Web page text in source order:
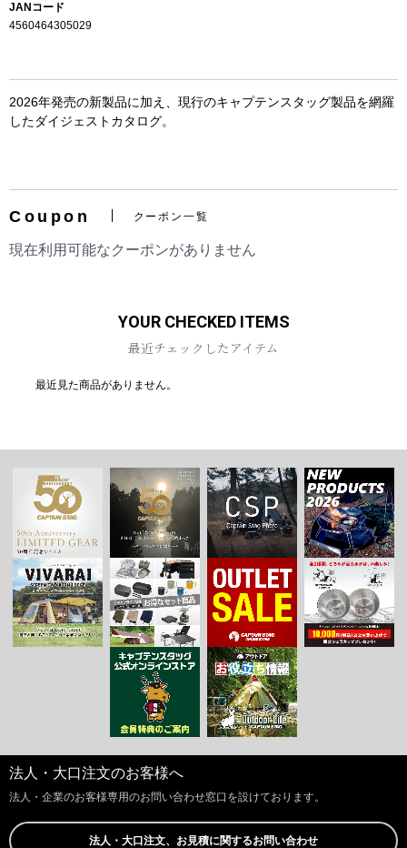
お買い物を続ける カートへ進む
JANコード
4560464305029
2026年発売の新製品に加え、現行のキャプテンスタッグ製品を網羅
したダイジェストカタログ。
Coupon クーポン一覧
現在利用可能なクーポンがありません
YOUR CHECKED ITEMS
最近チェックしたアイテム
最近見た商品がありません。
法人・大口注文のお客様へ
法人・企業のお客様専用のお問い合わせ窓口を設けております。
法人・大口注文、お見積に関するお問い合わせ